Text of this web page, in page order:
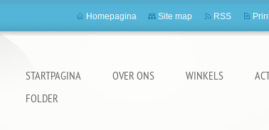
STARTPAGINA OVER ONS WINKELS
FOLDER
Homepagina Site map RSS